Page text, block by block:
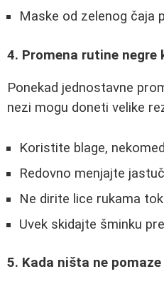
Maske od zelenog čaja
4. Promena rutine negre
Ponekad jednostavne
nezi mogu doneti velike
Koristite blage,
Redovno menjajte
Ne dirite lice rukama
Uvek skidajte šminku
5. Kada ništa ne